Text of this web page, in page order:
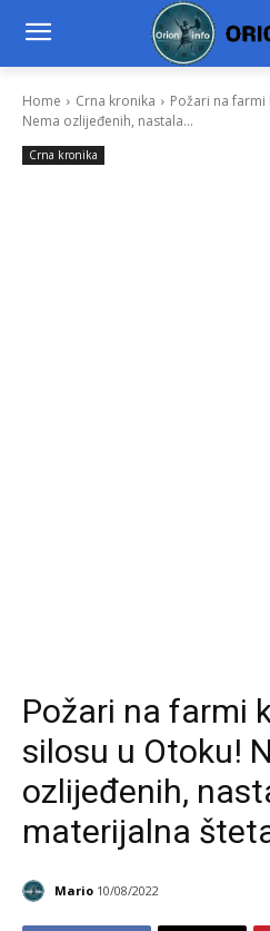
Home Crna kronika
Požari na
Nema ozlijeđenih, nastala...
Crna kronika
Požari na farmi
silosu u Otoku!
ozlijeđenih,
materijalna
Mario 10/08/2022